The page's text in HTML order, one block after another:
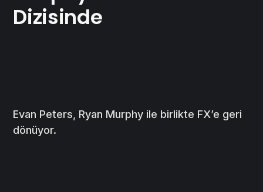
Dizisinde
Evan Peters, Ryan Murphy ile birlikte FX’e geri
dönüyor.